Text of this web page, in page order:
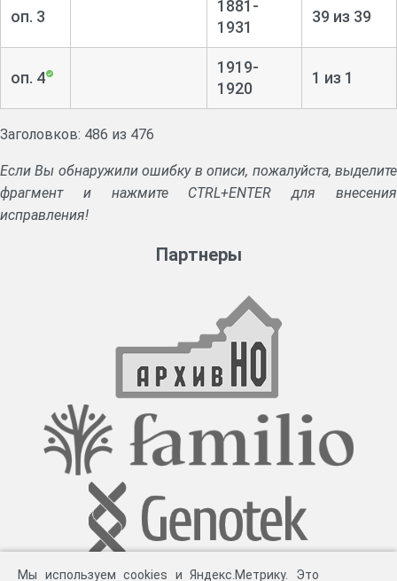
оп. 3
1881-
1931
39 из 39
оп. 4
1919-
1920
1 из 1
Заголовков: 486 из 476
Если Вы обнаружили ошибку в описи, пожалуйста, выделите
фрагмент и нажмите CTRL+ENTER для внесения
исправления!
Партнеры
Мы используем cookies и Яндекс.Метрику. Это